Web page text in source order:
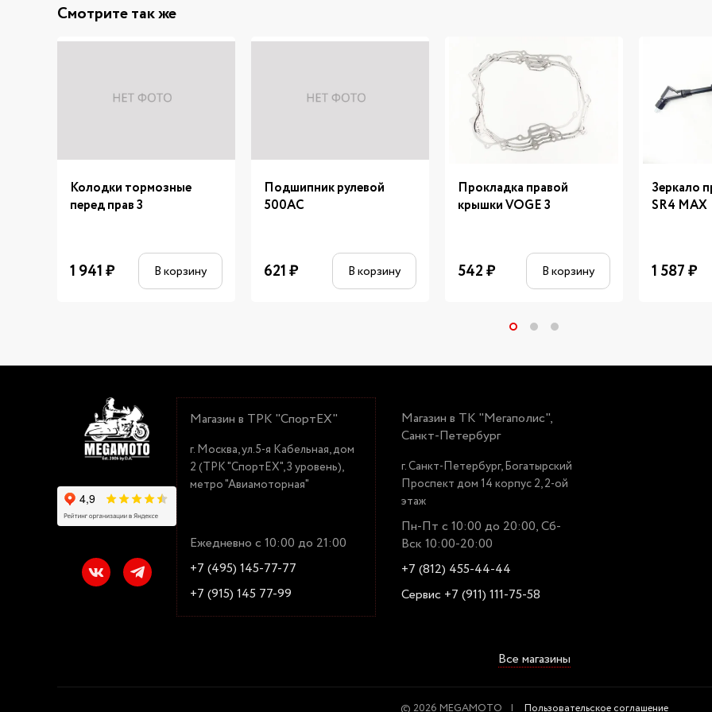
Смотрите так же
Колодки тормозные
перед прав 3
1 941₽ В корзину
Подшипник рулевой
500AC
621₽ В корзину
Прокладка правой
крышки VOGE 3
542₽ В корзину
Зеркало
SR4 MAX
1 587₽
Магазин в ТРК "СпортЕХ"
г. Москва, ул.5-я Кабельная, дом
2 (ТРК "СпортЕХ", 3 уровень),
метро "Авиамоторная"
Ежедневно с 10:00 до 21:00
+7 (495) 145-77-77
+7 (915) 145 77-99
Магазин в ТК "Мегаполис",
Санкт-Петербург
г. Санкт-Петербург, Богатырский
Проспект дом 14 корпус 2, 2-ой
этаж
Пн-Пт с 10:00 до 20:00, Сб-
Вск 10:00-20:00
+7 (812) 455-44-44
Сервис +7 (911) 111-75-58
Все магазины
© 2026 MEGAMOTO Пользовательское соглашение